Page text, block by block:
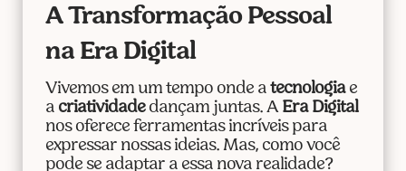
A Transformação Pessoal
na Era Digital
Vivemos em um tempo onde a tecnologiae
a criatividadedançam juntas. A Era Digital
nos oferece ferramentas incríveis para
expressar nossas ideias. Mas, como você
pode se adaptar a essa nova realidade?